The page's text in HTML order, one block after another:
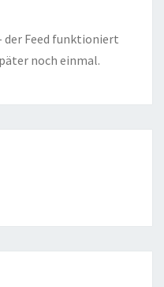
der Feed funktioniert
noch einmal.